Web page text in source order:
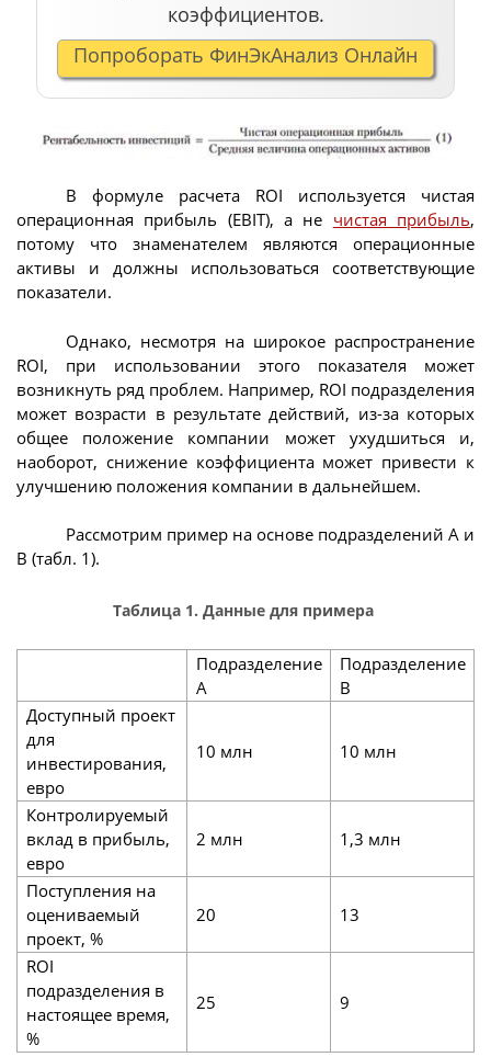
коэффициентов.
Попроборать ФинЭкАнализ Онлайн
В формуле расчета ROI используется чистая
операционная прибыль (EBIT), а не чистая прибыль,
потому что знаменателем являются операционные
активы и должны использоваться соответствующие
показатели.
Однако, несмотря на широкое распространение
ROI, при использовании этого показателя может
возникнуть ряд проблем. Например, ROI подразделения
может возрасти в результате действий, из-за которых
общее положение компании может ухудшиться и,
наоборот, снижение коэффициента может привести к
улучшению положения компании в дальнейшем.
Рассмотрим пример на основе подразделений А и
В (табл. 1).
Таблица 1. Данные для примера
Подразделение
А
Подразделение
В
Доступный проект
для
инвестирования,
евро
10 млн 10 млн
Контролируемый
вклад в прибыль,
евро
2 млн 1,3 млн
Поступления на
оцениваемый
проект, %
20 13
ROI
подразделения в
настоящее время,
%
25 9